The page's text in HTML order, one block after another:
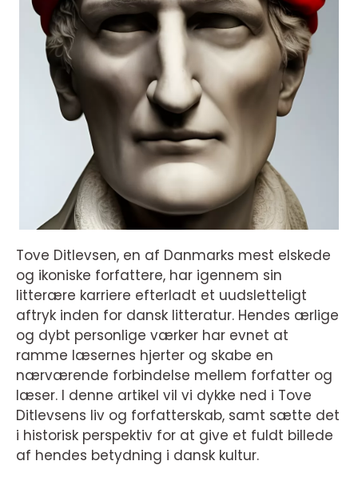
Tove Ditlevsen, en af Danmarks mest elskede
og ikoniske forfattere, har igennem sin
litterære karriere efterladt et uudsletteligt
aftryk inden for dansk litteratur. Hendes ærlige
og dybt personlige værker har evnet at
ramme læsernes hjerter og skabe en
nærværende forbindelse mellem forfatter og
læser. I denne artikel vil vi dykke ned i Tove
Ditlevsens liv og forfatterskab, samt sætte det
i historisk perspektiv for at give et fuldt billede
af hendes betydning i dansk kultur.